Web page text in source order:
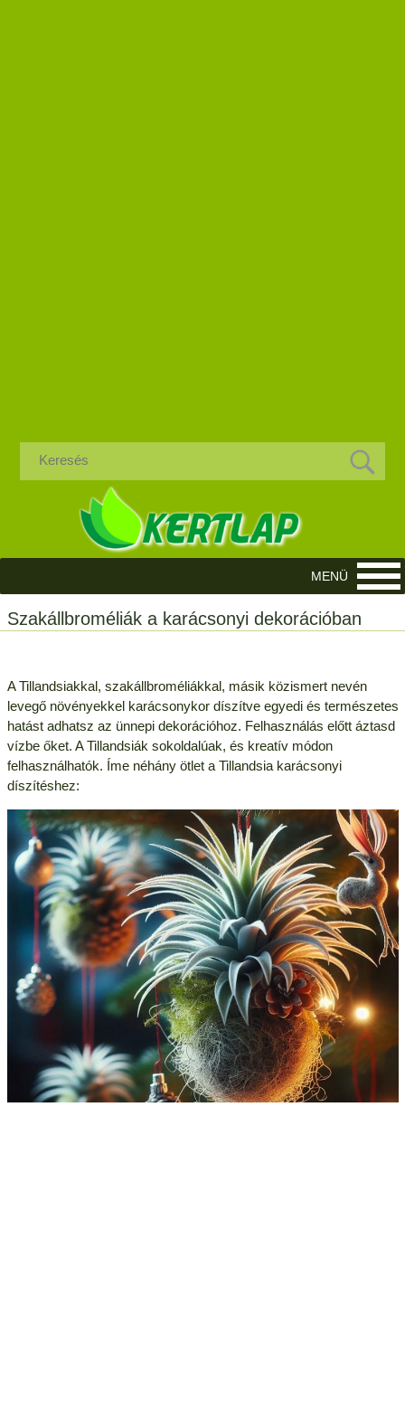
Szakállbroméliák a karácsonyi dekorációban
A Tillandsiakkal, szakállbroméliákkal, másik közismert nevén
levegő növényekkel karácsonykor díszítve egyedi és természetes
hatást adhatsz az ünnepi dekorációhoz. Felhasználás előtt áztasd
vízbe őket. A Tillandsiák sokoldalúak, és kreatív módon
felhasználhatók. Íme néhány ötlet a Tillandsia karácsonyi
díszítéshez: